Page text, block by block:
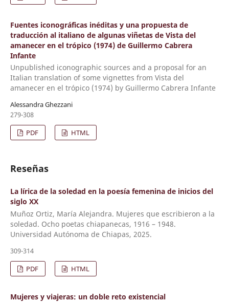
Fuentes iconográficas inéditas y una propuesta de
traducción al italiano de algunas viñetas de Vista del
amanecer en el trópico (1974) de Guillermo Cabrera
Infante
Unpublished iconographic sources and a proposal for an
Italian translation of some vignettes from Vista del
amanecer en el trópico (1974) by Guillermo Cabrera Infante
Alessandra Ghezzani
279-308
PDF
HTML
Reseñas
La lírica de la soledad en la poesía femenina de inicios del
siglo XX
Muñoz Ortiz, María Alejandra. Mujeres que escribieron a la
soledad. Ocho poetas chiapanecas, 1916 – 1948.
Universidad Autónoma de Chiapas, 2025.
309-314
PDF
HTML
Mujeres y viajeras: un doble reto existencial